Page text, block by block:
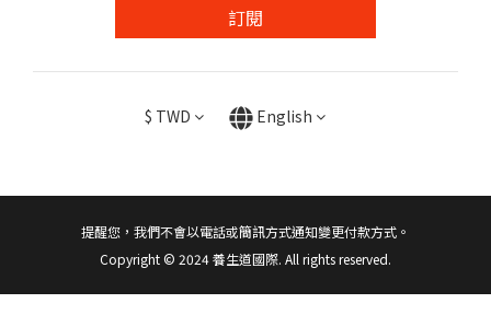
訂閱
$ TWD English
提醒您，我們不會以電話或簡訊方式通知變更付款方式。
Copyright © 2024 養生道國際. All rights reserved.